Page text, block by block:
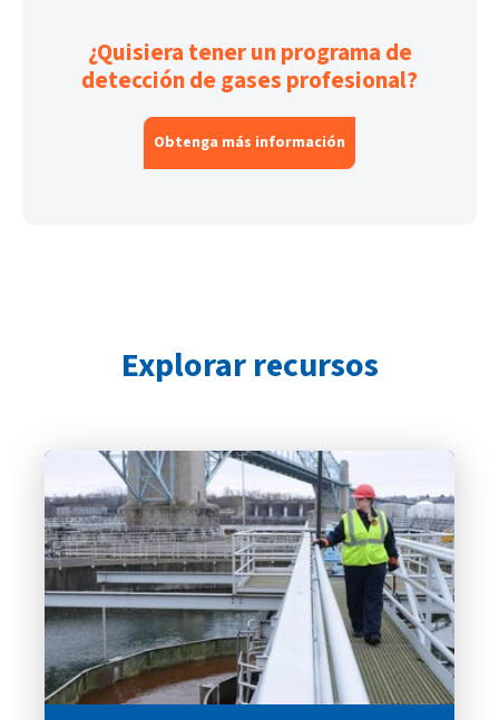
¿Quisiera tener un programa de
detección de gases profesional?
Obtenga más información
Explorar recursos